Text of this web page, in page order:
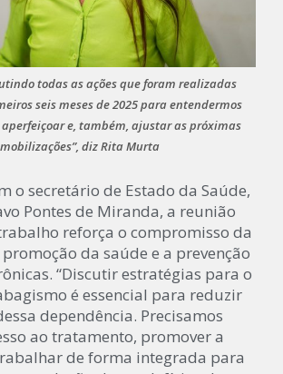
todas as ações que foram realizadas
seis meses de 2025 para entendermos
e, também, ajustar as próximas
mobilizações”, diz Rita Murta
o secretário de Estado da Saúde,
Pontes de Miranda, a reunião
reforça o compromisso da
da saúde e a prevenção
“Discutir estratégias para o
é essencial para reduzir
dependência. Precisamos
ao tratamento, promover a
de forma integrada para